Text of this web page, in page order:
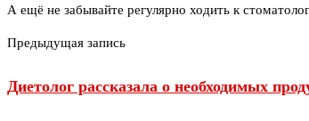
А ещё не забывайте регулярно ходить к
Предыдущая запись
Диетолог рассказала о необходимых